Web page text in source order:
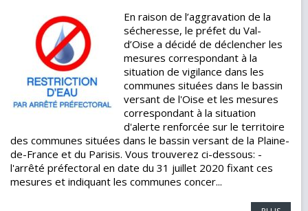
En raison de l’aggravation de la
sécheresse, le préfet du Val-
d’Oise a décidé de déclencher les
mesures correspondant à la
situation de vigilance dans les
communes situées dans le bassin
versant de l'Oise et les mesures
correspondant à la situation
d'alerte renforcée sur le territoire
des communes situées dans le bassin versant de la Plaine-
de-France et du Parisis. Vous trouverez ci-dessous: -
l'arrêté préfectoral en date du 31 juillet 2020 fixant ces
mesures et indiquant les communes concer...